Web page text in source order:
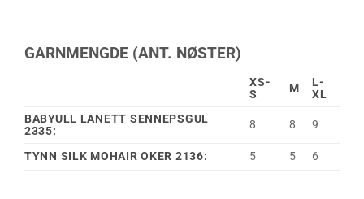
GARNMENGDE (ANT. NØSTER)
XS-
S
M
L-
XL
BABYULL LANETT SENNEPSGUL
2335:
8 8 9
TYNN SILK MOHAIR OKER 2136: 5 5 6